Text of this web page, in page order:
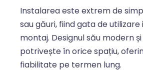
Instalarea este extrem de
sau găuri, fiind gata de
montaj. Designul său modern
potrivește în orice spațiu,
fiabilitate pe termen lung.